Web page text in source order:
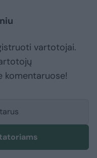
vartotojai.
komentaruose!